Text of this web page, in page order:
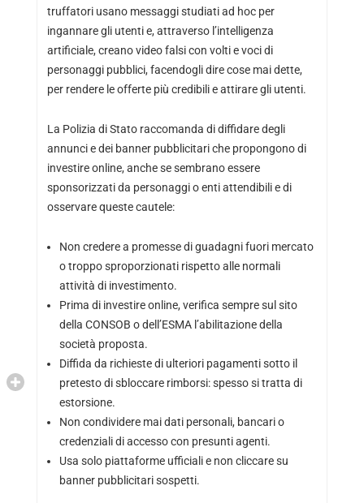
truffatori usano messaggi studiati ad hoc per
ingannare gli utenti e, attraverso l’intelligenza
artificiale, creano video falsi con volti e voci di
personaggi pubblici, facendogli dire cose mai dette,
per rendere le offerte più credibili e attirare gli utenti.
La Polizia di Stato raccomanda di diffidare degli
annunci e dei banner pubblicitari che propongono di
investire online, anche se sembrano essere
sponsorizzati da personaggi o enti attendibili e di
osservare queste cautele:
Non credere a promesse di guadagni fuori mercato
o troppo sproporzionati rispetto alle normali
attività di investimento.
Prima di investire online, verifica sempre sul sito
della CONSOB o dell’ESMA l’abilitazione della
società proposta.
Diffida da richieste di ulteriori pagamenti sotto il
pretesto di sbloccare rimborsi: spesso si tratta di
estorsione.
Non condividere mai dati personali, bancari o
credenziali di accesso con presunti agenti.
Usa solo piattaforme ufficiali e non cliccare su
banner pubblicitari sospetti.